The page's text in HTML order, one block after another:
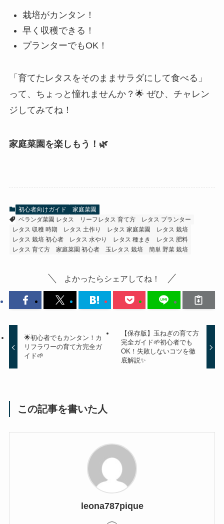
栽培がカンタン！
早く収穫できる！
プランターでもOK！
「育てたレタスをそのままサラダにして食べる」
って、ちょっと憧れませんか？🌟 ぜひ、チャレン
ジしてみてね！
家庭菜園を楽しもう！🌿
初心者向けガイド
家庭菜園
ベランダ菜園 レタス
リーフレタス 育て方
レタス プランター
レタス 収穫 時期
レタス 土作り レタス 家庭菜園
レタス 栽培
レタス 栽培 初心者
レタス 水やり レタス 種まき
レタス 肥料
レタス 育て方
家庭菜園 初心者 玉レタス 栽培 簡単 野菜 栽培
よかったらシェアしてね！
🌟初心者でもカンタン！カ
リフラワーの育て方完全ガ
イド🌱
【保存版】玉ねぎの育て方
完全ガイド🌱初心者でも
OK！失敗しないコツを徹
底解説✨
この記事を書いた人
leona787pique